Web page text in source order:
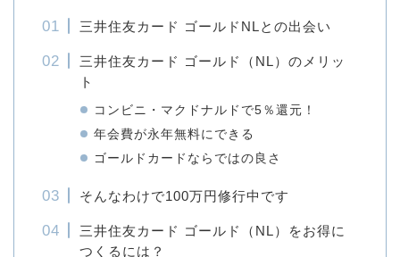
三井住友カード ゴールドNLとの出会い
三井住友カード ゴールド（NL）のメリッ
ト
コンビニ・マクドナルドで5％還元！
年会費が永年無料にできる
ゴールドカードならではの良さ
そんなわけで100万円修行中です
三井住友カード ゴールド（NL）をお得に
つくるには？